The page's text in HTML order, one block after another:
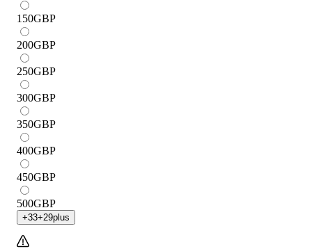
150GBP
200GBP
250GBP
300GBP
350GBP
400GBP
450GBP
500GBP
+33+29plus